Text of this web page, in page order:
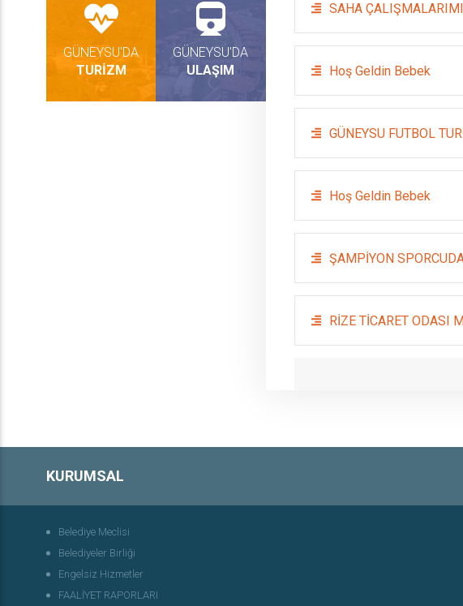
GÜNEYSU'DA
TURİZM
GÜNEYSU'DA
ULAŞIM
SAHA
Hoş Geldin Bebek
GÜNEYSU FUTBOL
Hoş Geldin Bebek
ŞAMPİYON
RİZE TİCARET ODASI
KURUMSAL
Belediye Meclisi
Belediyeler Birliği
Engelsiz Hizmetler
FAALİYET RAPORLARI